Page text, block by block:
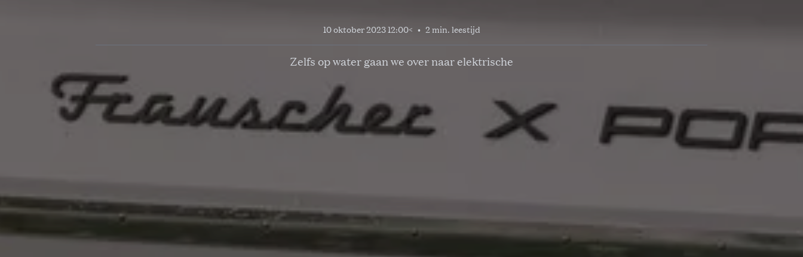
10 oktober 2023 12:00< • 2 min. leestijd
Zelfs op water gaan we over naar elektrische